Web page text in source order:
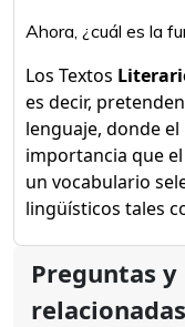
Ahora, ¿cuál es la
Los Textos
es decir,
lenguaje, donde
importancia que
un vocabulario
lingüísticos tales
Preguntas